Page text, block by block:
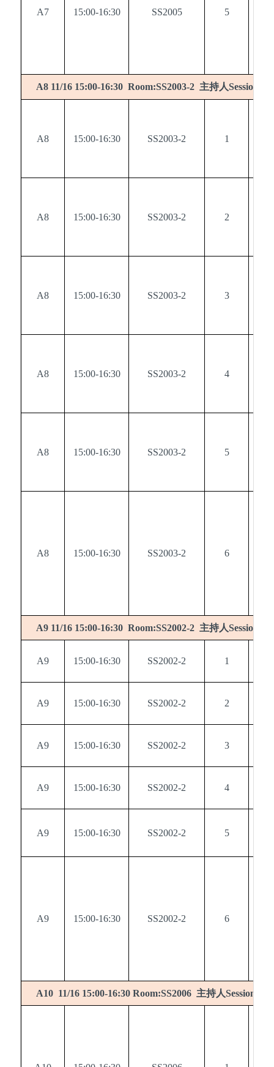
A7 15:00-16:30 SS2005 5
A8 11/16 15:00-16:30 Room:SS2003-2 主持人Session
A8 15:00-16:30 SS2003-2 1
A8 15:00-16:30 SS2003-2 2
A8 15:00-16:30 SS2003-2 3
A8 15:00-16:30 SS2003-2 4
A8 15:00-16:30 SS2003-2 5
A8 15:00-16:30 SS2003-2 6
A9 11/16 15:00-16:30 Room:SS2002-2 主持人Session
A9 15:00-16:30 SS2002-2 1
A9 15:00-16:30 SS2002-2 2
A9 15:00-16:30 SS2002-2 3
A9 15:00-16:30 SS2002-2 4
A9 15:00-16:30 SS2002-2 5
A9 15:00-16:30 SS2002-2 6
A10 11/16 15:00-16:30 Room:SS2006 主持人Session